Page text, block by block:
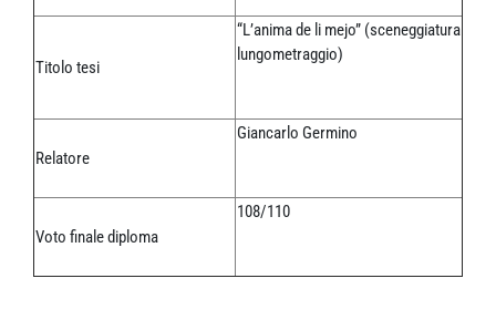
Titolo tesi
“L’anima de li mejo” (sceneggiatura
lungometraggio)
Relatore
Giancarlo Germino
Voto finale diploma
108/110